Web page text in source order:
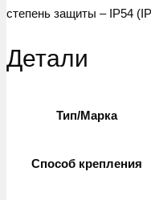
степень защиты – IP54
Детали
Тип/Марка
Способ крепления